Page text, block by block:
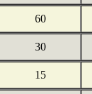
60
30
15